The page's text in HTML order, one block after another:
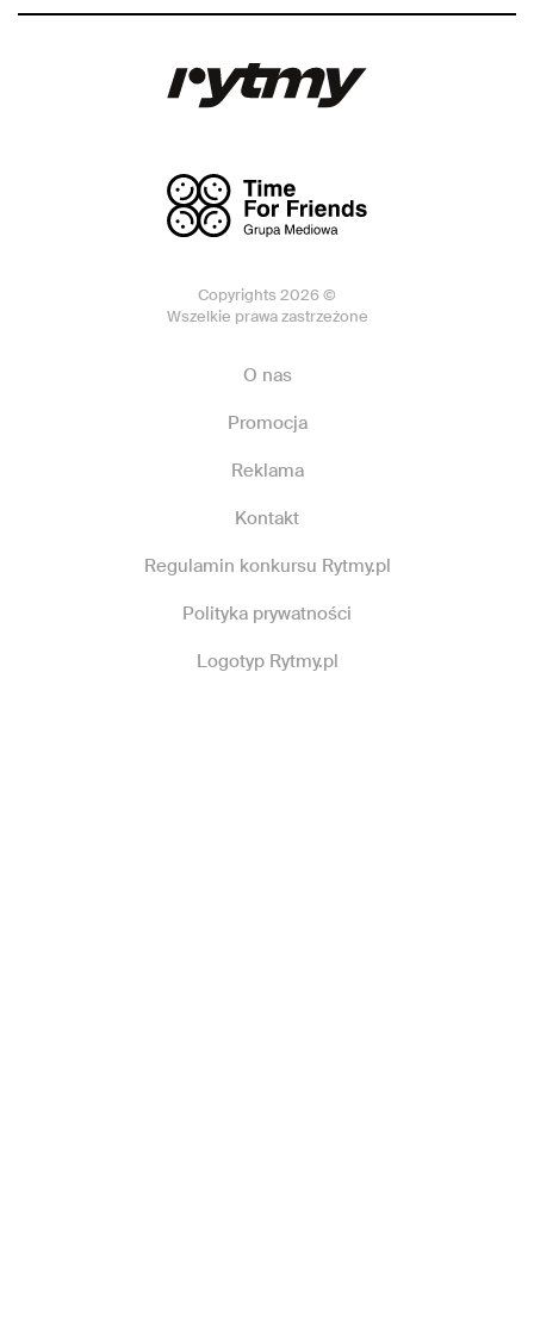
Copyrights 2026 ©
Wszelkie prawa zastrzeżone
O nas
Promocja
Reklama
Kontakt
Regulamin konkursu Rytmy.pl
Polityka prywatności
Logotyp Rytmy.pl